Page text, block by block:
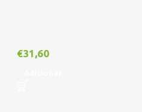
€31,60